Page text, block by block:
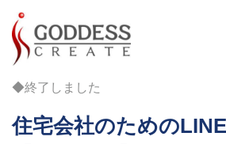
◆終了しました
住宅会社のための